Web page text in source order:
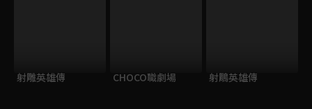
射雕英雄傳 CHOCO職劇場 射鵰英雄傳